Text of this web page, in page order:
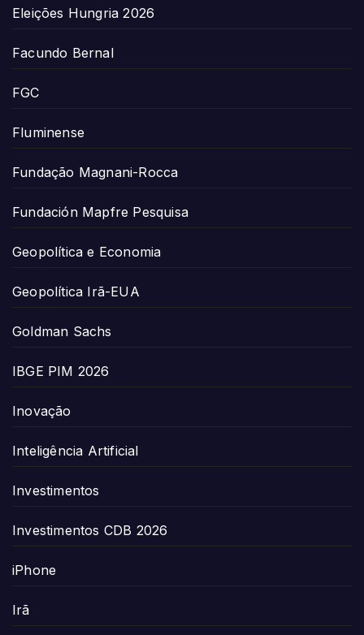
Eleições Hungria 2026
Facundo Bernal
FGC
Fluminense
Fundação Magnani-Rocca
Fundación Mapfre Pesquisa
Geopolítica e Economia
Geopolítica Irã-EUA
Goldman Sachs
IBGE PIM 2026
Inovação
Inteligência Artificial
Investimentos
Investimentos CDB 2026
iPhone
Irã